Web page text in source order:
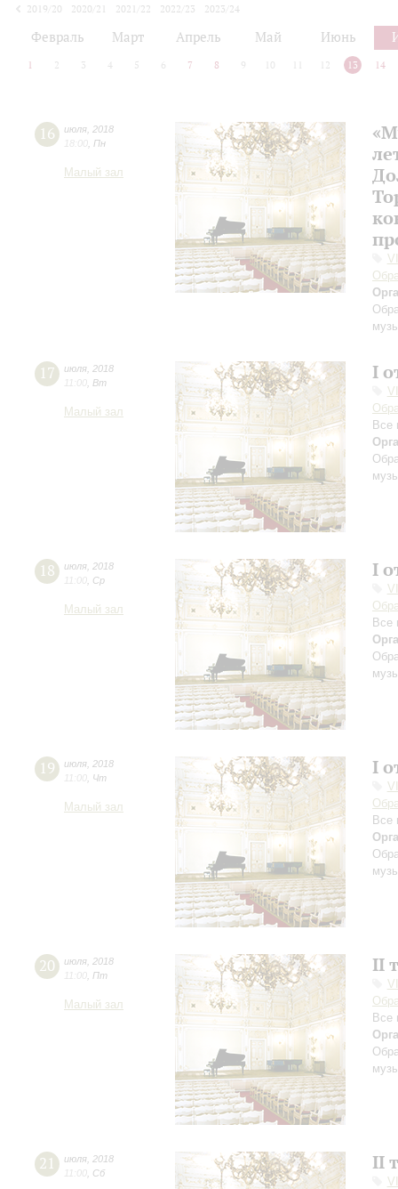
2019/20
2020/21 2021/22 2022/23
2023/24
Февраль Март Апрель Май Июнь
1 2 3 4 5 6 7 8 9 10 12 13 14
16 июля 2018
18:00 Пн
Малый зал
17 июля 2018
11:00 Вт
Малый зал
I
Все
18 июля 2018
11:00 Ср
Малый зал
I
Все
19 июля 2018
11:00 Чт
Малый зал
I
Все
20 июля 2018
11:00 Пт
Малый зал
II
Все
21 июля 2018
11:00 Сб II